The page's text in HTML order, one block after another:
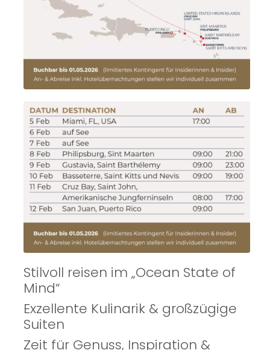
Stilvoll reisen im „Ocean State of
Mind“
Exzellente Kulinarik & großzügige
Suiten
Zeit für Genuss, Inspiration &